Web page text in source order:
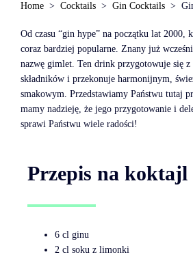
Home Cocktails Gin Cocktails
Od czasu “gin hype” na początku lat 2000,
coraz bardziej popularne. Znany już
nazwę gimlet. Ten drink przygotowuje się z
składników i przekonuje harmonijnym,
smakowym. Przedstawiamy Państwu tutaj
mamy nadzieję, że jego przygotowanie i
sprawi Państwu wiele radości!
Przepis na
6 cl ginu
2 cl soku z limonki